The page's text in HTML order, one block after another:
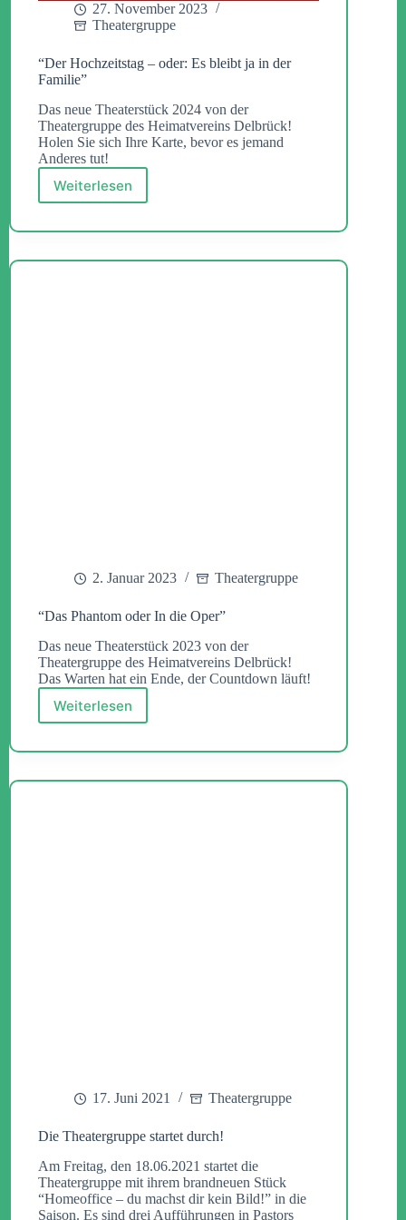
27. November 2023
Theatergruppe
“Der Hochzeitstag – oder: Es bleibt ja in der
Familie”
Das neue Theaterstück 2024 von der
Theatergruppe des Heimatvereins Delbrück!
Holen Sie sich Ihre Karte, bevor es jemand
Anderes tut!
Weiterlesen
“Der
–
Es
2. Januar 2023 Theatergruppe
“Das Phantom oder In die Oper”
Das neue Theaterstück 2023 von der
Theatergruppe des Heimatvereins Delbrück!
Das Warten hat ein Ende, der Countdown läuft!
Weiterlesen
“Das
oder
die
17. Juni 2021 Theatergruppe
Die Theatergruppe startet durch!
Am Freitag, den 18.06.2021 startet die
Theatergruppe mit ihrem brandneuen Stück
“Homeoffice – du machst dir kein Bild!” in die
Saison. Es sind drei Aufführungen in Pastors